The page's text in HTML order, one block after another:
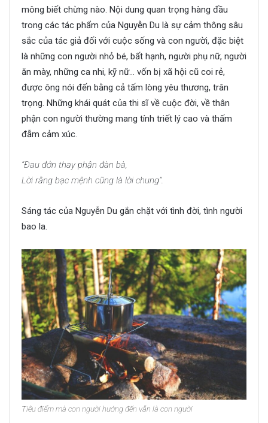
mông biết chừng nào. Nội dung quan trọng hàng đầu
trong các tác phẩm của Nguyễn Du là sự cảm thông sâu
sắc của tác giả đối với cuộc sống và con người, đặc biệt
là những con người nhỏ bé, bất hạnh, người phụ nữ, người
ăn mày, những ca nhi, kỹ nữ… vốn bị xã hội cũ coi rẻ,
được ông nói đến bằng cả tấm lòng yêu thương, trân
trọng. Những khái quát của thi sĩ về cuộc đời, về thân
phận con người thường mang tính triết lý cao và thấm
đẫm cảm xúc.
“Đau đớn thay phận đàn bà,
Lời rằng bạc mệnh cũng là lời chung”.
Sáng tác của Nguyễn Du gắn chặt với tình đời, tình người
bao la.
Tiêu điểm mà con người hướng đến vẫn là con người